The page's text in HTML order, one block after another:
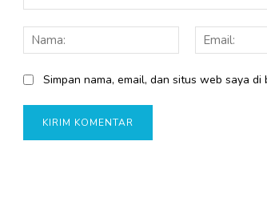
Nama:
Simpan nama, email, dan situs web saya